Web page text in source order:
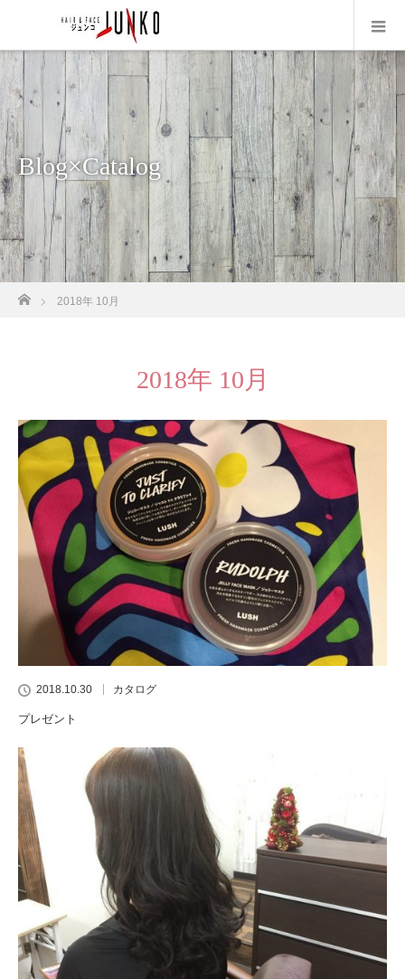
Blog×Catalog
ホーム
2018年 10月
2018年 10月
2018.10.30 カタログ
プレゼント